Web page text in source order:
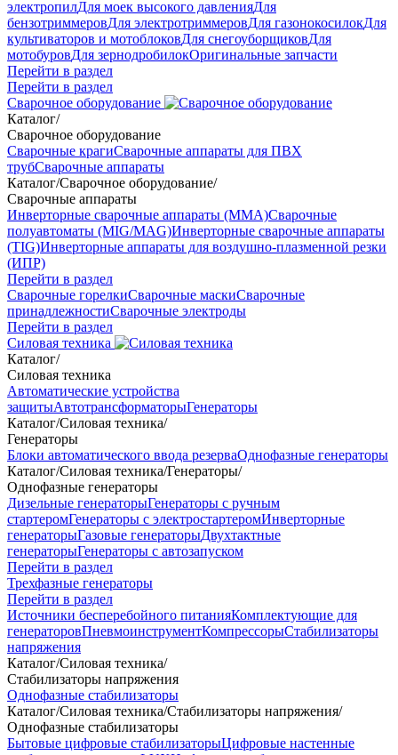
электропилДля моек высокого давленияДля
бензотриммеровДля электротриммеровДля газонокосилокДля
культиваторов и мотоблоковДля снегоуборщиковДля
мотобуровДля зернодробилокОригинальные запчасти
Перейти в раздел
Перейти в раздел
Сварочное оборудование
Каталог/
Сварочное оборудование
Сварочные крагиСварочные аппараты для ПВХ
трубСварочные аппараты
Каталог/Сварочное оборудование/
Сварочные аппараты
Инверторные сварочные аппараты (ММА)Сварочные
полуавтоматы (MIG/MAG)Инверторные сварочные аппараты
(TIG)Инверторные аппараты для воздушно-плазменной резки
(ИПР)
Перейти в раздел
Сварочные горелкиСварочные маскиСварочные
принадлежностиСварочные электроды
Перейти в раздел
Силовая техника
Каталог/
Силовая техника
Автоматические устройства
защитыАвтотрансформаторыГенераторы
Каталог/Силовая техника/
Генераторы
Блоки автоматического ввода резерваОднофазные генераторы
Каталог/Силовая техника/Генераторы/
Однофазные генераторы
Дизельные генераторыГенераторы с ручным
стартеромГенераторы с электростартеромИнверторные
генераторыГазовые генераторыДвухтактные
генераторыГенераторы с автозапуском
Перейти в раздел
Трехфазные генераторы
Перейти в раздел
Источники бесперебойного питанияКомплектующие для
генераторовПневмоинструментКомпрессорыСтабилизаторы
напряжения
Каталог/Силовая техника/
Стабилизаторы напряжения
Однофазные стабилизаторы
Каталог/Силовая техника/Стабилизаторы напряжения/
Однофазные стабилизаторы
Бытовые цифровые стабилизаторыЦифровые настенные